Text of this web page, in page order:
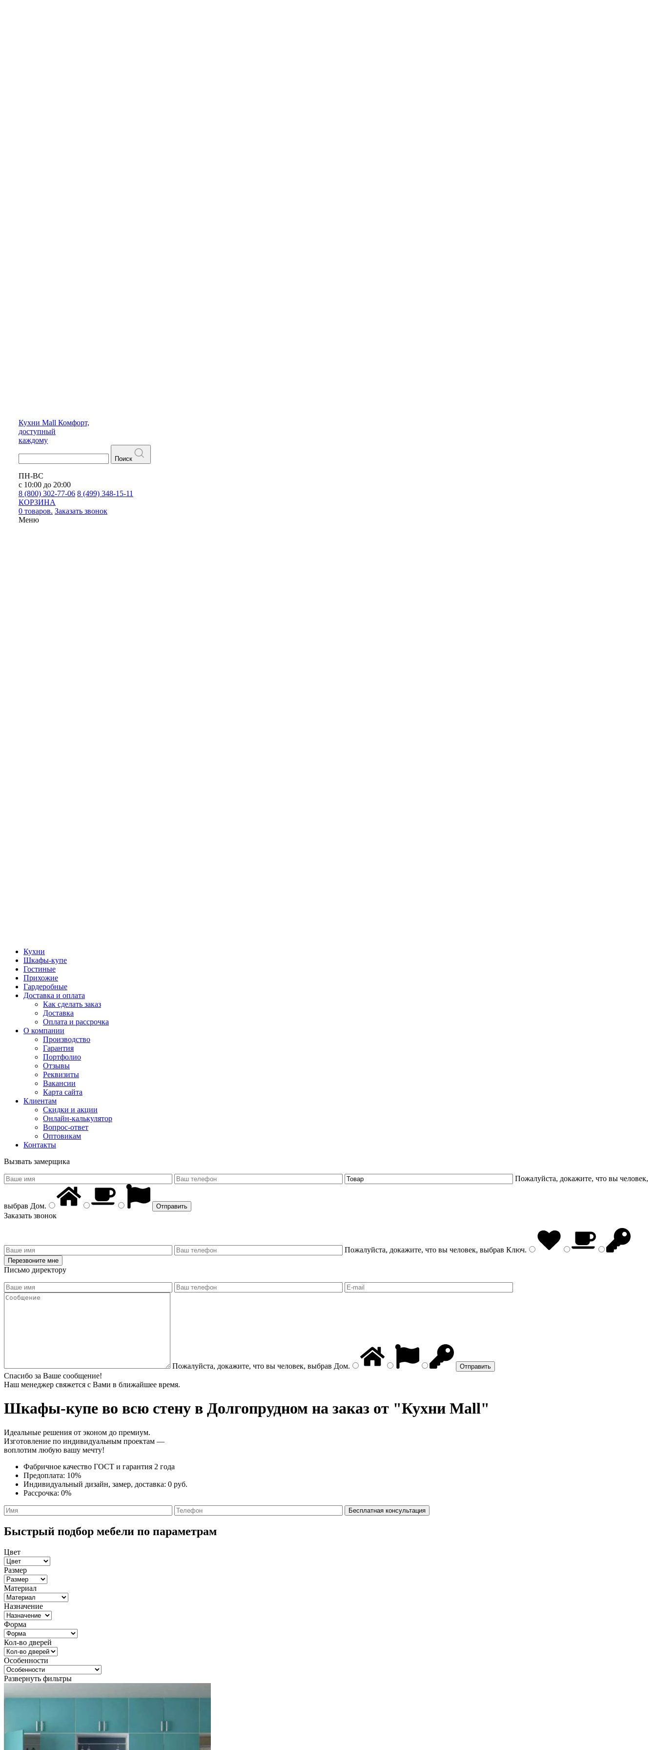
Кухни Mall Комфорт,
доступный
каждому
Поиск
ПН-ВС
с 10:00 до 20:00
8 (800) 302-77-06 8 (499) 348-15-11
КОРЗИНА
0 товаров. Заказать звонок
Меню
Кухни
Шкафы-купе
Гостиные
Прихожие
Гардеробные
Доставка и оплата
Как сделать заказ
Доставка
Оплата и рассрочка
О компании
Производство
Гарантия
Портфолио
Отзывы
Реквизиты
Вакансии
Карта сайта
Клиентам
Скидки и акции
Онлайн-калькулятор
Вопрос-ответ
Оптовикам
Контакты
Вызвать замерщика
Пожалуйста, докажите, что вы человек,
выбрав Дом.
Заказать звонок
Пожалуйста, докажите, что вы человек, выбрав Ключ.
Письмо директору
Пожалуйста, докажите, что вы человек, выбрав Дом.
Спасибо за Ваше сообщение!
Наш менеджер свяжется с Вами в ближайшее время.
Шкафы-купе во всю стену в Долгопрудном на заказ от "Кухни Mall"
Идеальные решения от эконом до премиум.
Изготовление по индивидуальным проектам —
воплотим любую вашу мечту!
Фабричное качество ГОСТ и гарантия 2 года
Предоплата: 10%
Индивидуальный дизайн, замер, доставка: 0 руб.
Рассрочка: 0%
Быстрый подбор мебели по параметрам
Цвет
Размер
Материал
Назначение
Форма
Кол-во дверей
Особенности
Развернуть фильтры